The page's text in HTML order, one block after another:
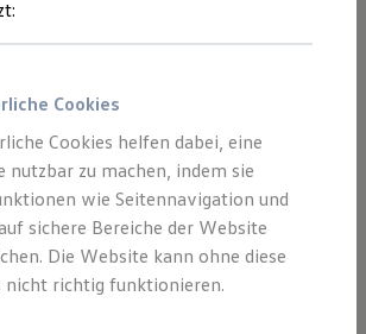
für Fach- und Führungsexpertinnen
und Einarbeitung
So geht's
Cookies
Cookies helfen dabei, eine
nutzbar zu machen, indem sie
wie Seitennavigation und
sichere Bereiche der Website
Die Website kann ohne diese
nicht richtig funktionieren.